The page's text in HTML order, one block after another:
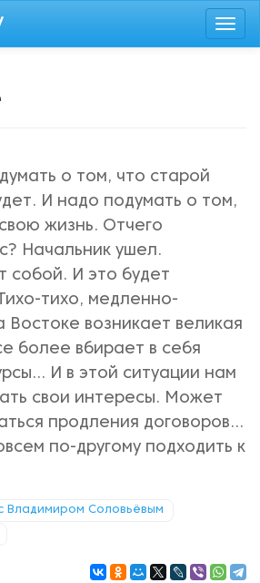
о том, что старой
И надо подумать о том,
жизнь. Отчего
Начальник ушел.
собой. И это будет
тихо, медленно-
возникает великая
более вбирает в себя
И в этой ситуации нам
свои интересы. Может
продления договоров...
по-другому подходить к
Владимиром Соловьёвым